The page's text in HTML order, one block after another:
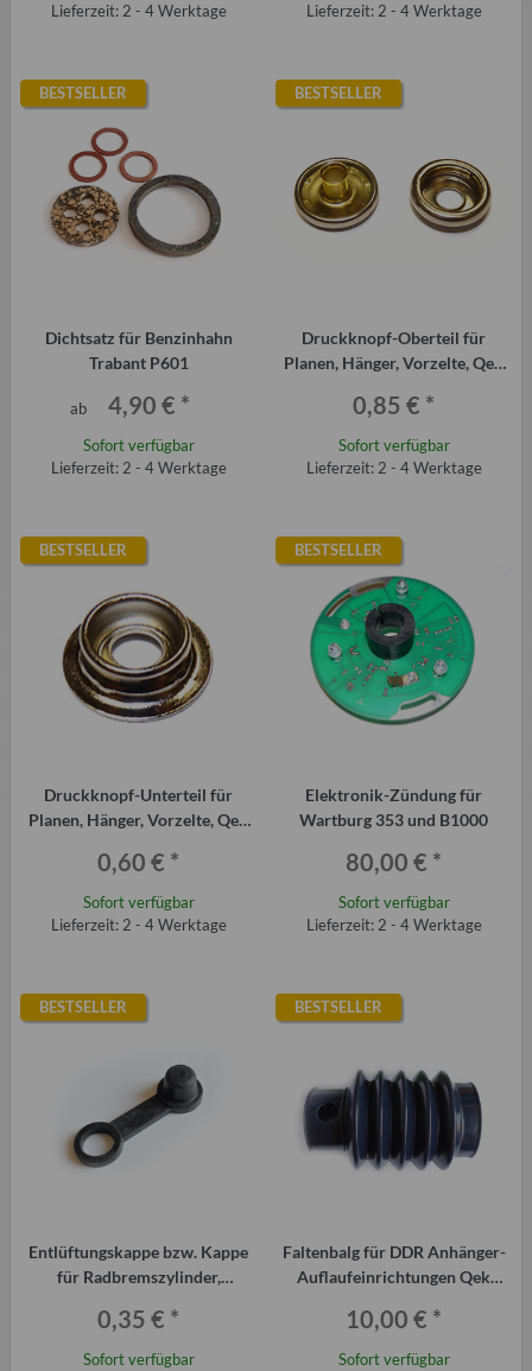
Lieferzeit: 2 - 4 Werktage
Lieferzeit: 2 - 4 Werktage
BESTSELLER
Dichtsatz für Benzinhahn
Trabant P601
ab 4,90 € *
Sofort verfügbar
Lieferzeit: 2 - 4 Werktage
BESTSELLER
Druckknopf-Oberteil für
Planen, Hänger, Vorzelte, Qek
0,85 € *
Sofort verfügbar
Lieferzeit: 2 - 4 Werktage
BESTSELLER
Druckknopf-Unterteil für
Planen, Hänger, Vorzelte, Qek
0,60 € *
Sofort verfügbar
Lieferzeit: 2 - 4 Werktage
BESTSELLER
Elektronik-Zündung für
Wartburg 353 und B1000
80,00 € *
Sofort verfügbar
Lieferzeit: 2 - 4 Werktage
BESTSELLER
Entlüftungskappe bzw. Kappe
für Radbremszylinder,
0,35 € *
Sofort verfügbar
BESTSELLER
Faltenbalg für DDR Anhänger-
Auflaufeinrichtungen Qek
10,00 € *
Sofort verfügbar